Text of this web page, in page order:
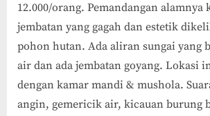
12.000/orang. Pemandangan alamnya
jembatan yang gagah dan estetik
pohon hutan. Ada aliran sungai yang
air dan ada jembatan goyang. Lokasi
dengan kamar mandi & mushola.
angin, gemericik air, kicauan burung